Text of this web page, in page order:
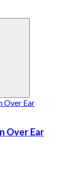
Over Ear